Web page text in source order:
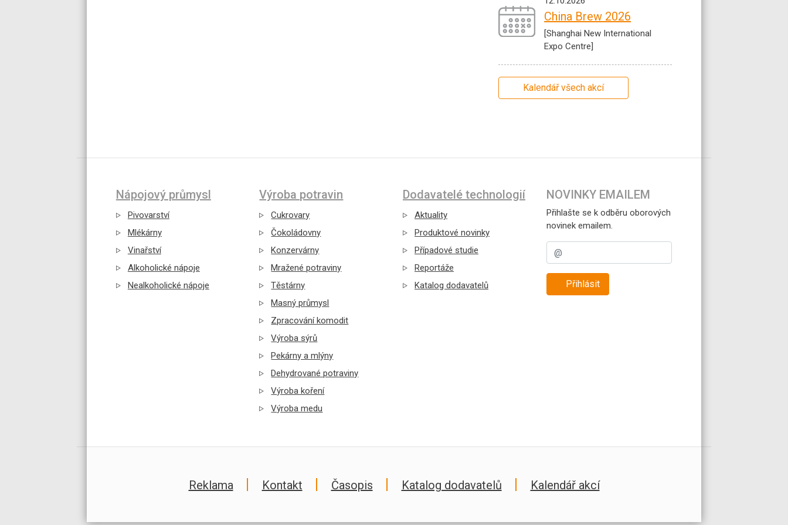
China Brew 2026
[Shanghai New International
Expo Centre]
Kalendář všech akcí
Nápojový průmysl
Pivovarství
Mlékárny
Vinařství
Alkoholické nápoje
Nealkoholické nápoje
Výroba potravin
Cukrovary
Čokoládovny
Konzervárny
Mražené potraviny
Těstárny
Masný průmysl
Zpracování komodit
Výroba sýrů
Pekárny a mlýny
Dehydrované potraviny
Výroba koření
Výroba medu
Dodavatelé technologií
Aktuality
Produktové novinky
Případové studie
Reportáže
Katalog dodavatelů
NOVINKY EMAILEM
Přihlašte se k odběru oborových
novinek emailem.
Přihlásit
Reklama Kontakt Časopis Katalog dodavatelů Kalendář akcí